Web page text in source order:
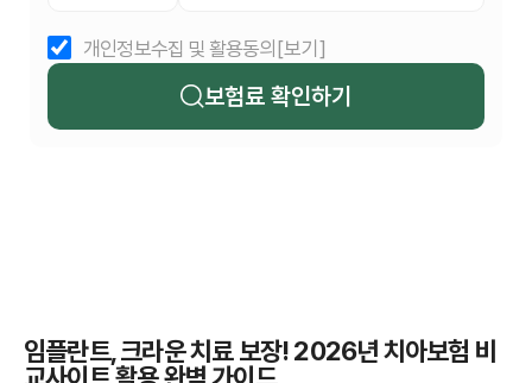
개인정보수집 및 활용동의 [보기]
보험료 확인하기
임플란트, 크라운 치료 보장! 2026년 치아보험 비